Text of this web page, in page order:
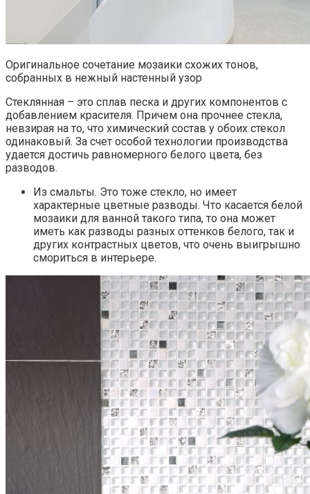
Оригинальное сочетание мозаики схожих тонов,
собранных в нежный настенный узор
Стеклянная – это сплав песка и других компонентов с
добавлением красителя. Причем она прочнее стекла,
невзирая на то, что химический состав у обоих стекол
одинаковый. За счет особой технологии производства
удается достичь равномерного белого цвета, без
разводов.
Из смальты. Это тоже стекло, но имеет
характерные цветные разводы. Что касается белой
мозаики для ванной такого типа, то она может
иметь как разводы разных оттенков белого, так и
других контрастных цветов, что очень выигрышно
смориться в интерьере.